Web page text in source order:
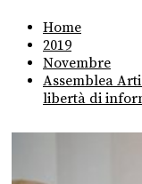
Home
2019
Novembre
Assemblea
libertà di